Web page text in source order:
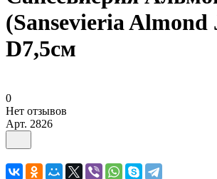
(Sansevieria Almond
D7,5см
0
Нет отзывов
Арт. 2826